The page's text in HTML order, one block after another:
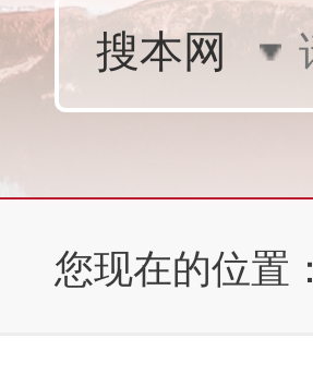
您现在的位置：